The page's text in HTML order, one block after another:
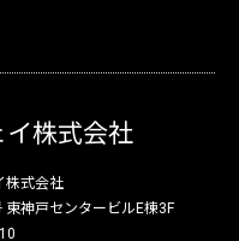
イ株式会社
株式会社
神戸センタービルE棟3F